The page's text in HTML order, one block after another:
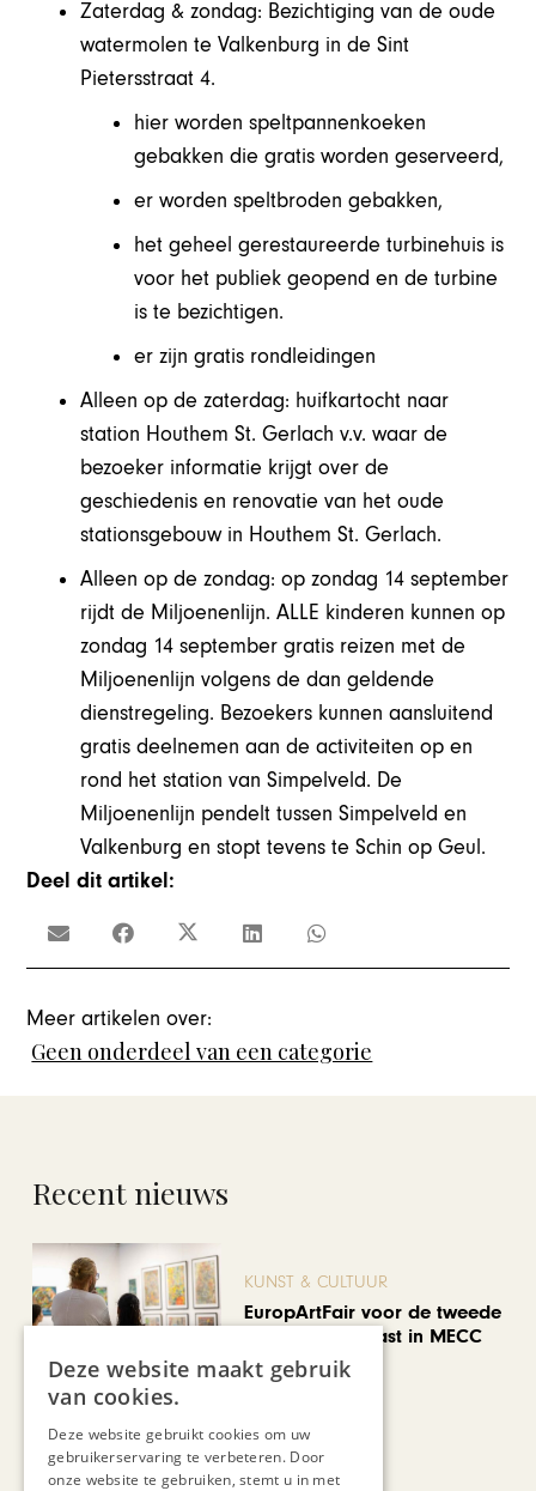
Zaterdag & zondag: Bezichtiging van de oude
watermolen te Valkenburg in de Sint
Pietersstraat 4.
hier worden speltpannenkoeken
gebakken die gratis worden geserveerd,
er worden speltbroden gebakken,
het geheel gerestaureerde turbinehuis is
voor het publiek geopend en de turbine
is te bezichtigen.
er zijn gratis rondleidingen
Alleen op de zaterdag: huifkartocht naar
station Houthem St. Gerlach v.v. waar de
bezoeker informatie krijgt over de
geschiedenis en renovatie van het oude
stationsgebouw in Houthem St. Gerlach.
Alleen op de zondag:op zondag 14 september
rijdt de Miljoenenlijn. ALLE kinderen kunnen op
zondag 14 september gratis reizen met de
Miljoenenlijn volgens de dan geldende
dienstregeling. Bezoekers kunnen aansluitend
gratis deelnemen aan de activiteiten op en
rond het station van Simpelveld. De
Miljoenenlijn pendelt tussen Simpelveld en
Valkenburg en stopt tevens te Schin op Geul.
Deel dit artikel:
Meer artikelen over:
Geen onderdeel van een categorie
Recent nieuws
KUNST & CULTUUR
EuropArtFair voor de tweede
keer op rij te gast in MECC
Maastricht
Deze website maakt gebruik
van cookies.
Deze website gebruikt cookies om uw
gebruikerservaring te verbeteren. Door
onze website te gebruiken, stemt u in met